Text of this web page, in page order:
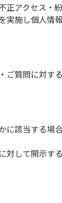
アクセス
施し個人情
質問に対す
該当する場
対して開示す